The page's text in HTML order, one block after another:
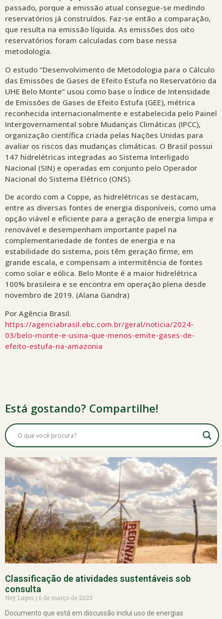
passado, porque a emissão atual consegue-se medindo
reservatórios já construídos. Faz-se então a comparação,
que resulta na emissão líquida. As emissões dos oito
reservatórios foram calculadas com base nessa
metodologia.
O estudo “Desenvolvimento de Metodologia para o Cálculo
das Emissões de Gases de Efeito Estufa no Reservatório da
UHE Belo Monte” usou como base o Índice de Intensidade
de Emissões de Gases de Efeito Estufa (GEE), métrica
reconhecida internacionalmente e estabelecida pelo Painel
Intergovernamental sobre Mudanças Climáticas (IPCC),
organização científica criada pelas Nações Unidas para
avaliar os riscos das mudanças climáticas. O Brasil possui
147 hidrelétricas integradas ao Sistema Interligado
Nacional (SIN) e operadas em conjunto pelo Operador
Nacional do Sistema Elétrico (ONS).
De acordo com a Coppe, as hidrelétricas se destacam,
entre as diversas fontes de energia disponíveis, como uma
opção viável e eficiente para a geração de energia limpa e
renovável e desempenham importante papel na
complementariedade de fontes de energia e na
estabilidade do sistema, pois têm geração firme, em
grande escala, e compensam a intermitência de fontes
como solar e eólica. Belo Monte é a maior hidrelétrica
100% brasileira e se encontra em operação plena desde
novembro de 2019. (Alana Gandra)
Por Agência Brasil.
https://agenciabrasil.ebc.com.br/geral/noticia/2024-
03/belo-monte-e-usina-que-menos-emite-gases-de-
efeito-estufa-na-amazonia
Está gostando? Compartilhe!
Classificação de atividades sustentáveis sob
consulta
Ney Lages
6 de março de 2025
Documento que está em discussão inclui uso de energias